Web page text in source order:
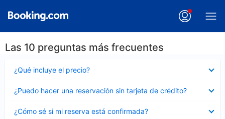
Las 10 preguntas más frecuentes
¿Qué incluye el precio?
cerrado
¿Puedo hacer una reservación sin tarjeta de crédito?
cerrado
¿Cómo sé si mi reserva está confirmada?
cerrado